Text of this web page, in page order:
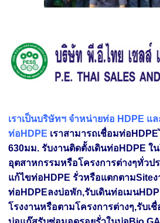
เราเป็นบริษัทฯ จำหน่ายท่อ HDPE แ
ท่อHDPE เราสามารถเชื่อมท่อ
630มม. รับงานติดตั้งเดินท่อHDPE ใ
อุตสาหกรรมหรือโครงการต่างๆทั่วป
แก้ไขท่อHDPE รั่วหรือแตกตามSiteง
ท่อHDPEลงบ่อพัก,รับเดินท่อเมน
โรงงานหรือตามโครงการต่างๆ,รับเ